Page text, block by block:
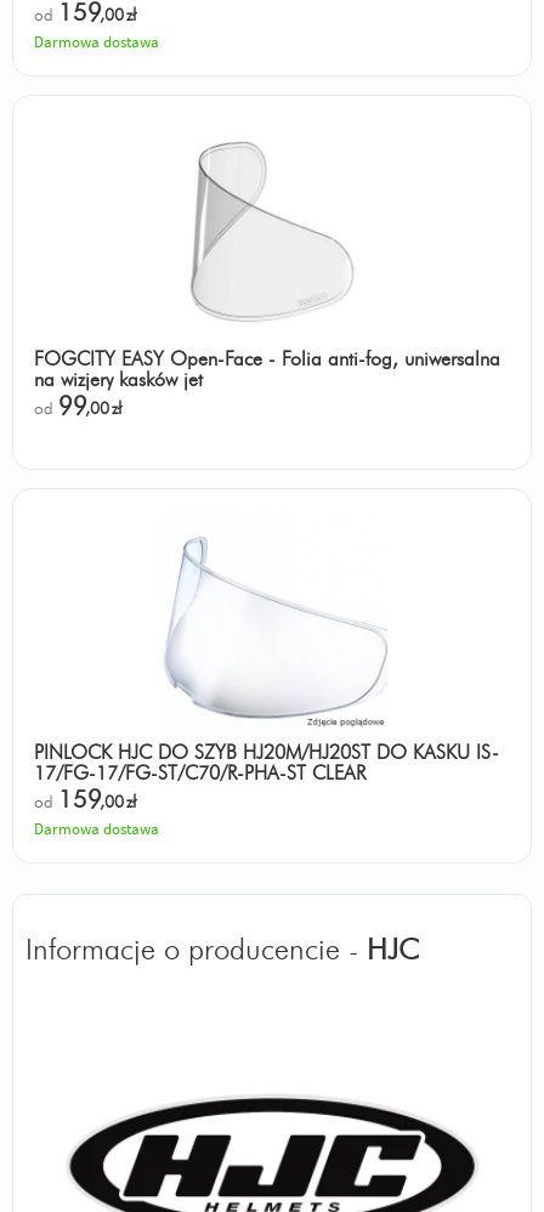
od 159,00zł
Darmowa dostawa
FOGCITY EASY Open-Face - Folia anti-fog, uniwersalna
na wizjery kasków jet
od 99,00zł
PINLOCK HJC DO SZYB HJ20M/HJ20ST DO KASKU IS-
17/FG-17/FG-ST/C70/R-PHA-ST CLEAR
od 159,00zł
Darmowa dostawa
Informacje o producencie - HJC